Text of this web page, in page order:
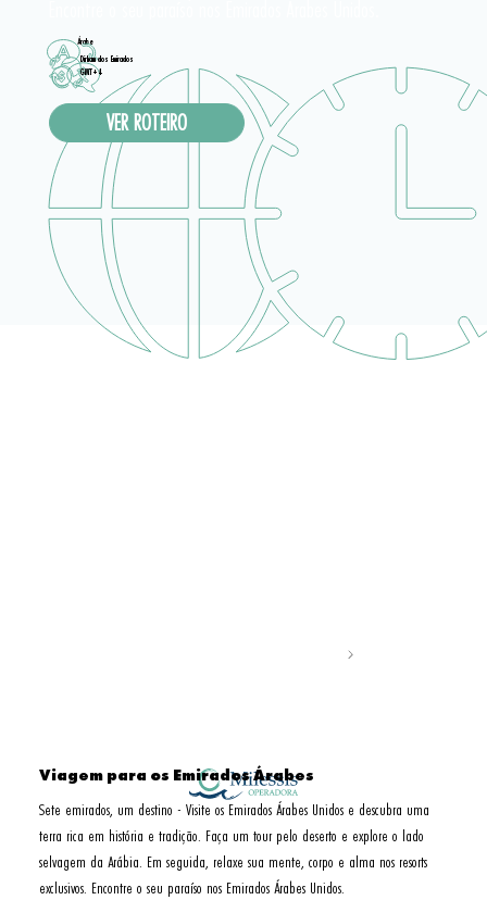
Viagem para os Emirados Árabes
Sete emirados, um destino - Visite os Emirados Árabes Unidos e descubra uma
terra rica em história e tradição. Faça um tour pelo deserto e explore o lado
selvagem da Arábia. Em seguida, relaxe sua mente, corpo e alma nos resorts
exclusivos. Encontre o seu paraíso nos Emirados Árabes Unidos.
Árabe
Dirham dos Emirados
GMT+4
VER ROTEIRO